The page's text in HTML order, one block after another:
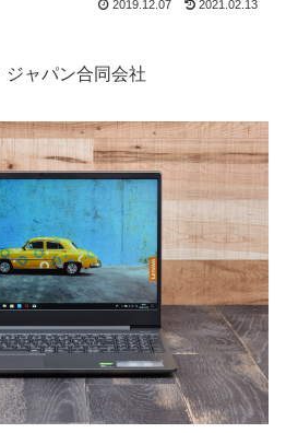
2019.12.07 2021.02.13
ャパン合同会社